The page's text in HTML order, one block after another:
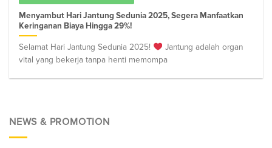
Menyambut Hari Jantung Sedunia 2025, Segera Manfaatkan
Keringanan Biaya Hingga 29%!
Selamat Hari Jantung Sedunia 2025!
Jantung adalah organ
vital yang bekerja tanpa henti memompa
NEWS & PROMOTION